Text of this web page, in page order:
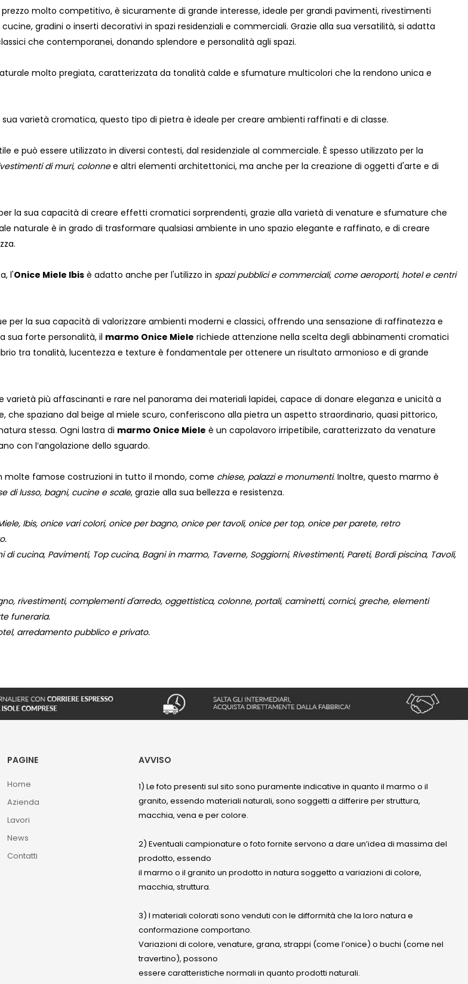
molto competitivo, è sicuramente di grande interesse, ideale per grandi pavimenti, rivestimenti
gradini o inserti decorativi in ​​spazi residenziali e commerciali. Grazie alla sua versatilità, si adatta
che contemporanei, donando splendore e personalità agli spazi.
molto pregiata, caratterizzata da tonalità calde e sfumature multicolori che la rendono unica e
sua varietà cromatica, questo tipo di pietra è ideale per creare ambienti raffinati e di classe.
e può essere utilizzato in diversi contesti, dal residenziale al commerciale. È spesso utilizzato per la
di muri, colonnee altri elementi architettonici, ma anche per la creazione di oggetti d'arte e di
la sua capacità di creare effetti cromatici sorprendenti, grazie alla varietà di venature e sfumature che
naturale è in grado di trasformare qualsiasi ambiente in uno spazio elegante e raffinato, e di creare
l'Onice Miele Ibis è adatto anche per l'utilizzo in spazi pubblici e commerciali, come aeroporti, hotel e centri
per la sua capacità di valorizzare ambienti moderni e classici, offrendo una sensazione di raffinatezza e
sua forte personalità, il marmo Onice Miele richiede attenzione nella scelta degli abbinamenti cromatici
tra tonalità, lucentezza e texture è fondamentale per ottenere un risultato armonioso e di grande
varietà più affascinanti e rare nel panorama dei materiali lapidei, capace di donare eleganza e unicità a
che spaziano dal beige al miele scuro, conferiscono alla pietra un aspetto straordinario, quasi pittorico,
stessa. Ogni lastra di marmo Onice Miele è un capolavoro irripetibile, caratterizzato da venature
con l’angolazione dello sguardo.
molte famose costruzioni in tutto il mondo, come chiese, palazzi e monumenti. Inoltre, questo marmo è
di lusso, bagni, cucine e scale, grazie alla sua bellezza e resistenza.
Ibis, onice vari colori, onice per bagno, onice per tavoli, onice per top, onice per parete, retro
di cucina, Pavimenti, Top cucina, Bagni in marmo, Taverne, Soggiorni, Rivestimenti, Pareti, Bordi piscina, Tavoli,
rivestimenti, complementi d'arredo, oggettistica, colonne, portali, caminetti, cornici, greche, elementi
funeraria.
arredamento pubblico e privato.
PAGINE
Home
Azienda
Lavori
News
Contatti
AVVISO
1) Le foto presenti sul sito sono puramente indicative in quanto il marmo o il
granito, essendo materiali naturali, sono soggetti a differire per struttura,
macchia, vena e per colore.
2) Eventuali campionature o foto fornite servono a dare un’idea di massima del
prodotto, essendo
il marmo o il granito un prodotto in natura soggetto a variazioni di colore,
macchia, struttura.
3) I materiali colorati sono venduti con le difformità che la loro natura e
conformazione comportano.
Variazioni di colore, venature, grana, strappi (come l’onice) o buchi (come nel
travertino), possono
essere caratteristiche normali in quanto prodotti naturali.